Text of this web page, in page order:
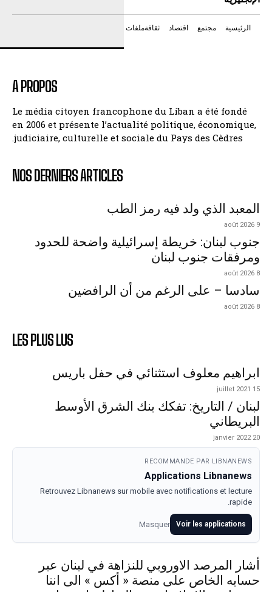
الرئيسية مجتمع اقتصاد ثقافةملفات
A PROPOS
Le média citoyen francophone du Liban a été fondé
en 2006 et présente l’actualité politique, économique,
judiciaire, culturelle et sociale du Pays des Cèdres.
NOS DERNIERS ARTICLES
المعبد الذي ولد فيه رمز الطب
9 août 2026
جنوب لبنان: خريطة إسرائيلية واضحة للحدود
ومرفقات جنوب لبنان
8 août 2026
سادسا – على الرغم من أن الرافضين
8 août 2026
LES PLUS LUS
ابراهيم معلوف استثنائي في حفل باريس
15 juillet 2021
لبنان / التاريخ: تفكك بنك الشرق الأوسط
البريطاني
20 janvier 2022
RECOMMANDE PAR LIBNANEWS
Applications Libnanews
Retrouvez Libnanews sur mobile avec notifications et lecture
rapide.
Voir les applications
Masquer
أشار المرصد الاوروبي للنزاهة في لبنان عبر
حسابه الخاص على منصة « أكس » الى اننا